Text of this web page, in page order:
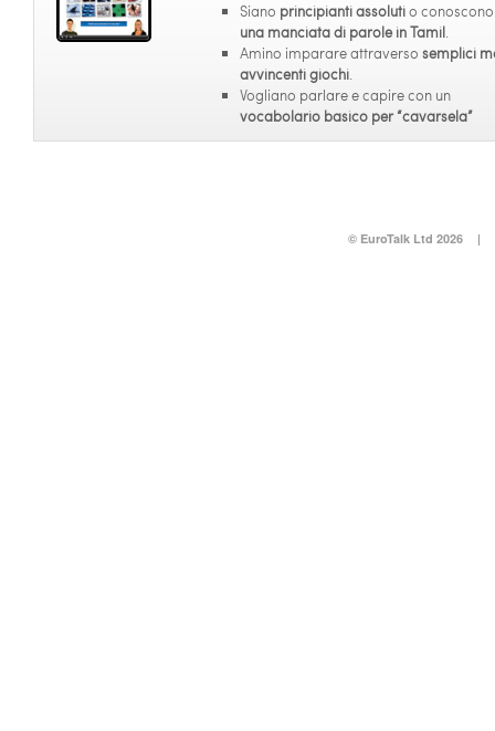
Siano principianti assolutio
una manciata di parole in Tamil.
Amino imparare attraverso semplici
avvincenti giochi.
Vogliano parlare e capire con un
vocabolario basico per “cavarsela”
© EuroTalk Ltd 2026 |